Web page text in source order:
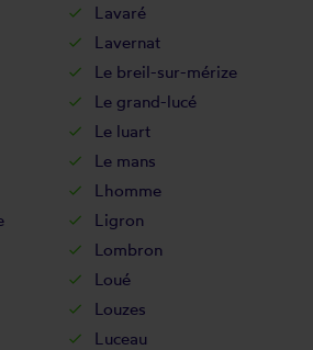
Lavaré
Lavernat
Le breil-sur-mérize
Le grand-lucé
Le luart
Le mans
Lhomme
Ligron
Lombron
Loué
Louzes
Luceau